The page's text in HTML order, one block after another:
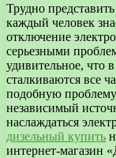
Трудно
каждый человек
отключение
серьезными
удивительное, что
сталкиваются все
подобную
независимый
наслаждаться
дизельный купить
интернет-магазин